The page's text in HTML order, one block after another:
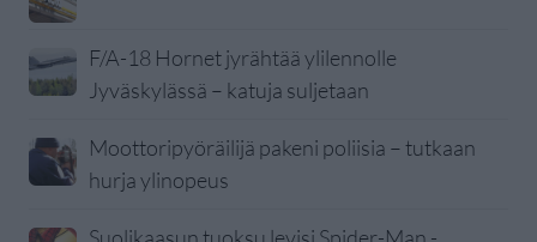
F/A-18 Hornet jyrähtää ylilennolle
Jyväskylässä – katuja suljetaan
Moottoripyöräilijä pakeni poliisia – tutkaan
hurja ylinopeus